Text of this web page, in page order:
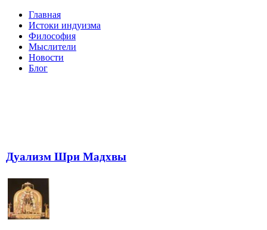
Главная
Истоки индуизма
Философия
Мыслители
Новости
Блог
Дуализм Шри Мадхвы